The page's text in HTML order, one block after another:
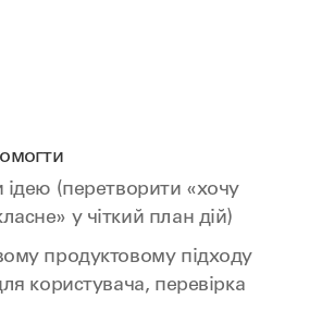
ідею (перетворити «хочу
у чіткий план дій)
продуктовому підходу
користувача, перевірка